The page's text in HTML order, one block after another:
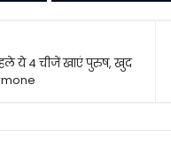
ये 4 चीजें खाएं पुरुष, खुद